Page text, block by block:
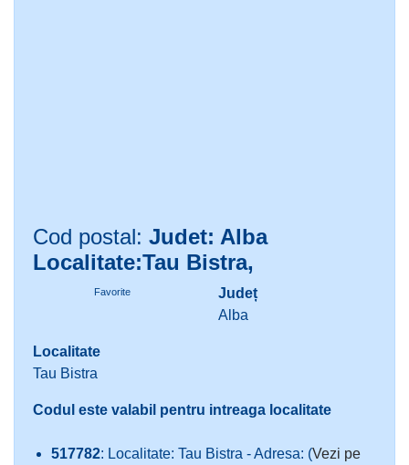
Cod postal: Judet: Alba
Localitate:Tau Bistra,
Favorite
Județ
Alba
Localitate
Tau Bistra
Codul este valabil pentru intreaga localitate
517782: Localitate: Tau Bistra - Adresa: (Vezi pe